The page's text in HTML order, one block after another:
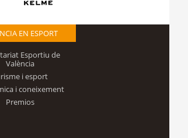
EN ESPORT
Esportiu de
València
i esport
i coneixement
Premios